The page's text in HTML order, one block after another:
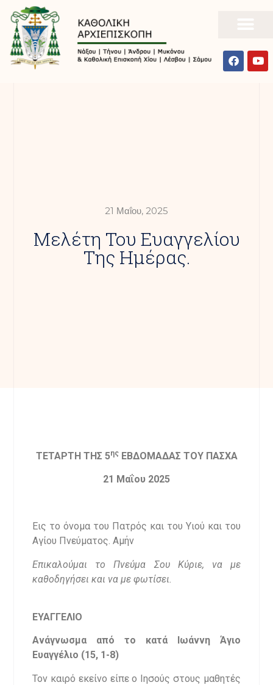
21 Μαΐου, 2025
Mελέτη Του Ευαγγελίου
Της Ημέρας.
ΤΕΤΑΡΤΗ ΤΗΣ 5ηςΕΒΔΟΜΑΔΑΣ ΤΟΥ ΠΑΣΧΑ
21 Μαΐου 2025
Εις το όνομα του Πατρός και του Υιού και του
Αγίου Πνεύματος. Αμήν
Επικαλούμαι το Πνεύμα Σου Κύριε, να με
καθοδηγήσει και να με φωτίσει.
ΕΥΑΓΓΕΛΙΟ
Ανάγνωσμα από το κατά Ιωάννη Άγιο
Ευαγγέλιο (15, 1-8)
Τον καιρό εκείνο είπε ο Ιησούς στους μαθητές